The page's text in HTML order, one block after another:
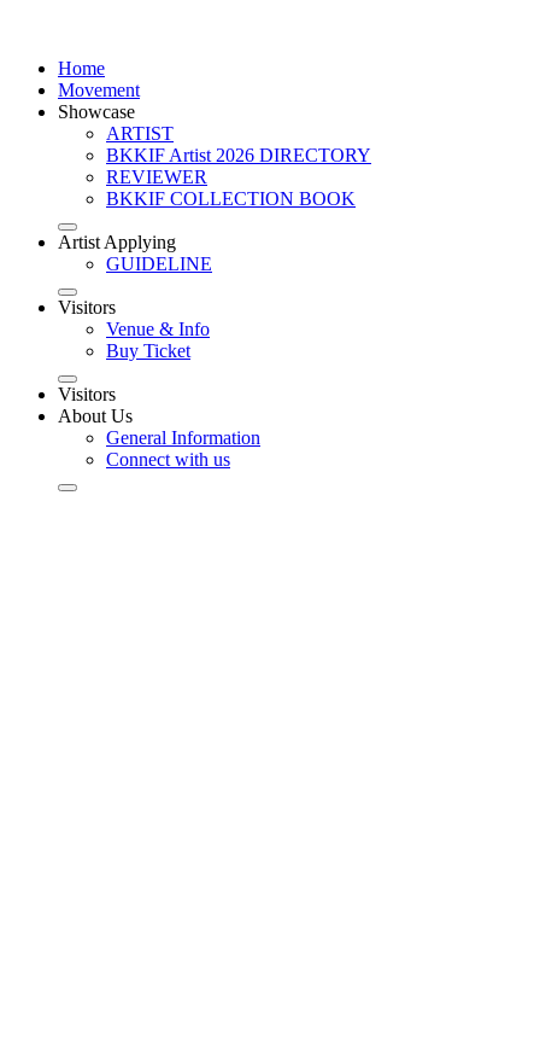
Home
Movement
Showcase
ARTIST
BKKIF Artist 2026 DIRECTORY
REVIEWER
BKKIF COLLECTION BOOK
Artist Applying
GUIDELINE
Visitors
Venue & Info
Buy Ticket
Visitors
About Us
General Information
Connect with us